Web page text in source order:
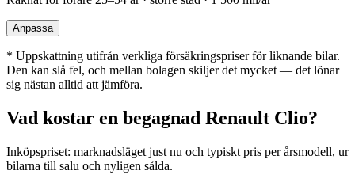
Anpassa
* Uppskattning utifrån verkliga försäkringspriser för liknande bilar.
Den kan slå fel, och mellan bolagen skiljer det mycket — det lönar
sig nästan alltid att jämföra.
Vad kostar en begagnad Renault Clio?
Inköpspriset: marknadsläget just nu och typiskt pris per årsmodell, ur
bilarna till salu och nyligen sålda.